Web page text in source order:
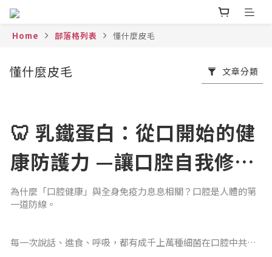
Home 部落格列表 懂什麼皮毛
懂什麼皮毛 文章分類
🦷 乳鐵蛋白：從口開始的健
康防護力 —讓口腔自我修
護、恢復平衡的關鍵營養素
為什麼「口腔健康」與全身免疫力息息相關？口腔是人體的第
一道防線。
每一次說話、進食、呼吸，都有成千上萬種細菌在口腔中共